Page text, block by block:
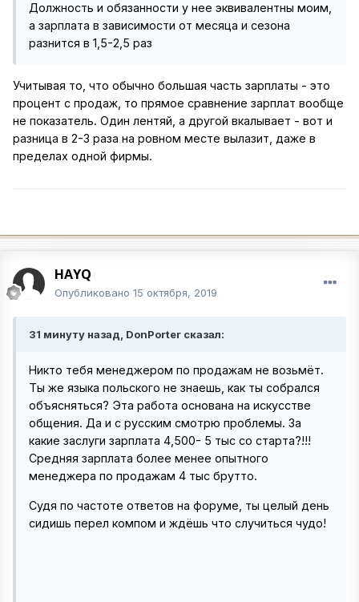
Должность и обязанности у нее эквивалентны моим,
а зарплата в зависимости от месяца и сезона
разнится в 1,5-2,5 раз
Учитывая то, что обычно большая часть зарплаты - это
процент с продаж, то прямое сравнение зарплат вообще
не показатель. Один лентяй, а другой вкалывает - вот и
разница в 2-3 раза на ровном месте вылазит, даже в
пределах одной фирмы.
HAYQ
Опубликовано 15 октября, 2019
31 минуту назад, DonPorter сказал:
Никто тебя менеджером по продажам не возьмёт.
Ты же языка польского не знаешь, как ты собрался
объясняться? Эта работа основана на искусстве
общения. Да и с русским смотрю проблемы. За
какие заслуги зарплата 4,500- 5 тыс со старта?!!!
Средняя зарплата более менее опытного
менеджера по продажам 4 тыс брутто.
Судя по частоте ответов на форуме, ты целый день
сидишь перел компом и ждёшь что случиться чудо!